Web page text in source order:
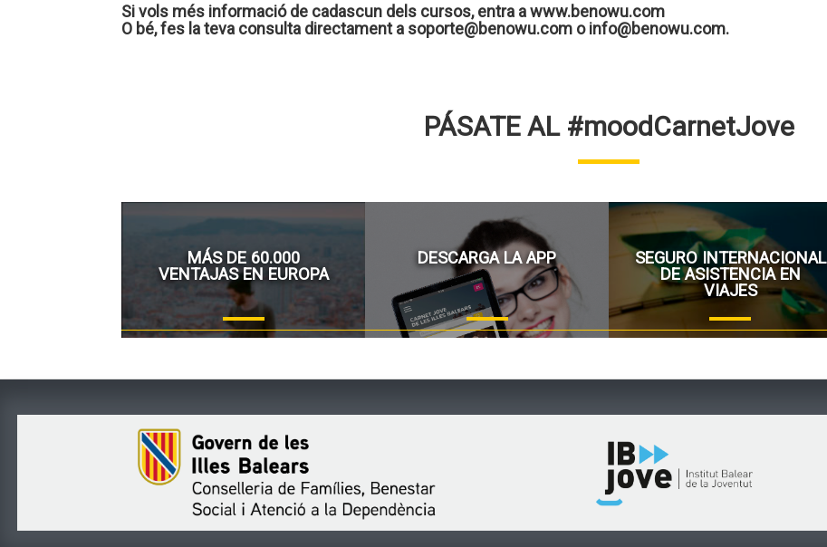
Si vols més informació de cadascun dels cursos, entra a www.benowu.com
O bé, fes la teva consulta directament a soporte@benowu.com o info@benowu.com.
PÁSATE AL #moodCarnetJove
MÁS DE 60.000
VENTAJAS EN EUROPA
DESCARGA LA APP
SEGURO INTERNACIONAL
DE ASISTENCIA EN
VIAJES